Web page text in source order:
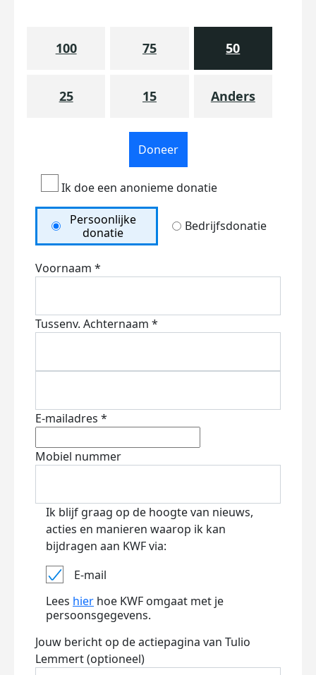
100 75 50
25 15 Anders
Doneer
Ik doe een anonieme donatie
Persoonlijke
donatie
Bedrijfsdonatie
Voornaam *
Tussenv. Achternaam *
E-mailadres *
Mobiel nummer
Ik blijf graag op de hoogte van nieuws,
acties en manieren waarop ik kan
bijdragen aan KWF via:
E-mail
Lees hier hoe KWF omgaat met je
persoonsgegevens.
Jouw bericht op de actiepagina van Tulio
Lemmert (optioneel)